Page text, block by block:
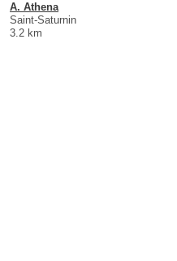
A. Athena
Saint-Saturnin
3.2 km